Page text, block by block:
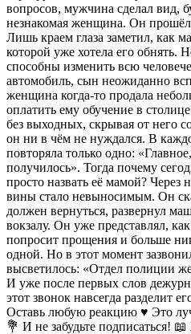
вопросов, мужчина сделал вид,
незнакомая женщина. Он
Лишь краем глаза заметил, как
которой уже хотела его обнять.
способны изменить всю
автомобиль, сын неожиданно
женщина когда-то продала
оплатить ему обучение в
без выходных, скрывая от него
он ни в чём не нуждался. В
повторяла только одно:
получилось». Тогда почему
просто назвать её мамой? Через
вины стало невыносимым. Он
должен вернуться, развернул
вокзалу. Он уже представлял,
попросит прощения и больше
одной. Но в этот момент
высветилось: «Отдел полиции
И уже после первых слов
этот звонок навсегда разделит
Оставь любую реакцию ♥️ Это
💐 И не забудьте подписаться!